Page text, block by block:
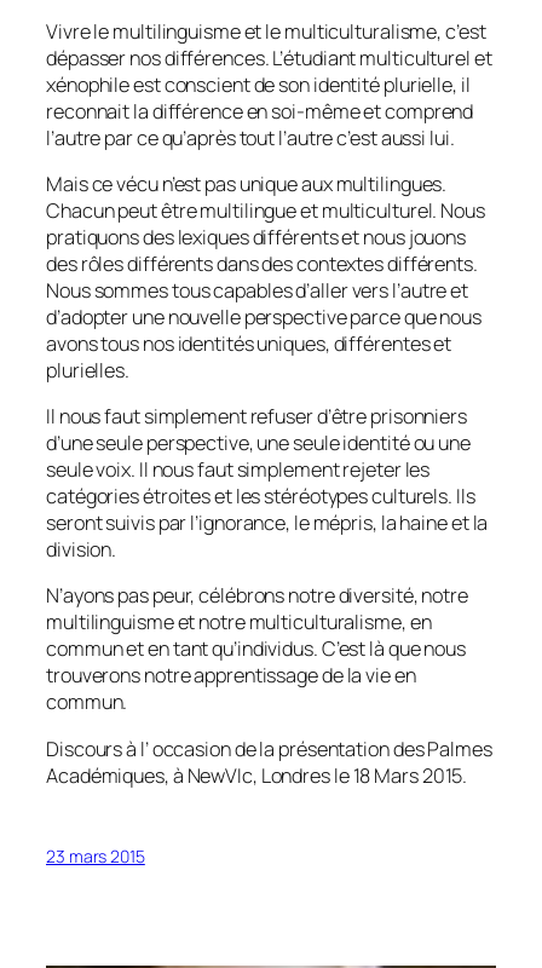
Vivre le multilinguisme et le multiculturalisme, c’est
dépasser nos différences. L’étudiant multiculturel et
xénophile est conscient de son identité plurielle, il
reconnait la différence en soi-même et comprend
l’autre par ce qu’après tout l’autre c’est aussi lui.
Mais ce vécu n’est pas unique aux multilingues.
Chacun peut être multilingue et multiculturel. Nous
pratiquons des lexiques différents et nous jouons
des rôles différents dans des contextes différents.
Nous sommes tous capables d’aller vers l’autre et
d’adopter une nouvelle perspective parce que nous
avons tous nos identités uniques, différentes et
plurielles.
Il nous faut simplement refuser d’être prisonniers
d’une seule perspective, une seule identité ou une
seule voix. Il nous faut simplement rejeter les
catégories étroites et les stéréotypes culturels. Ils
seront suivis par l’ignorance, le mépris, la haine et la
division.
N’ayons pas peur, célébrons notre diversité, notre
multilinguisme et notre multiculturalisme, en
commun et en tant qu’individus. C’est là que nous
trouverons notre apprentissage de la vie en
commun.
Discours à l’ occasion de la présentation des Palmes
Académiques, à NewVIc, Londres le 18 Mars 2015.
23 mars 2015